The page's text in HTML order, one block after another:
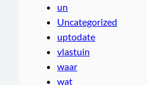
un
Uncategorized
uptodate
vlastuin
waar
wat